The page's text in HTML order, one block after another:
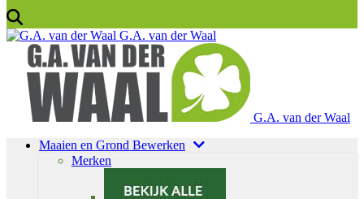
G.A. van der Waal
G.A. van der Waal
Maaien en Grond Bewerken
Merken